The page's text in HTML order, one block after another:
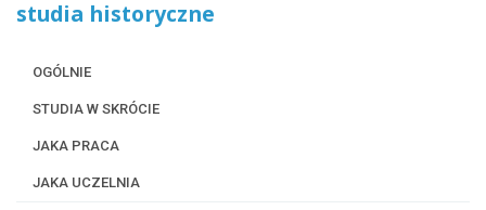
studia historyczne
OGÓLNIE
STUDIA W SKRÓCIE
JAKA PRACA
JAKA UCZELNIA